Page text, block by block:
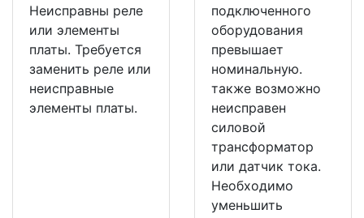
Неисправны реле
или элементы
платы. Требуется
заменить реле или
неисправные
элементы платы.
подключенного
оборудования
превышает
номинальную.
также возможно
неисправен
силовой
трансформатор
или датчик тока.
Необходимо
уменьшить